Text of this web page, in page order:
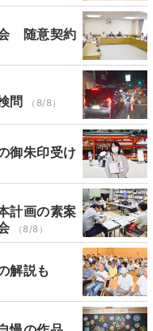
随意契約
問 （8/8）
御朱印受け
計画の素案
（8/8）
解説も